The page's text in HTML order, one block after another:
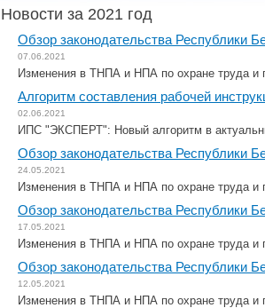
Новости за 2021 год
Обзор законодательства Республики
07.06.2021
Изменения в ТНПА и НПА по охране труда и
Алгоритм составления рабочей
02.06.2021
ИПС "ЭКСПЕРТ": Новый алгоритм в
Обзор законодательства Республики
24.05.2021
Изменения в ТНПА и НПА по охране труда и
Обзор законодательства Республики
17.05.2021
Изменения в ТНПА и НПА по охране труда и
Обзор законодательства Республики
12.05.2021
Изменения в ТНПА и НПА по охране труда и